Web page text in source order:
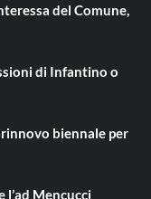
del Comune,
di Infantino o
biennale per
Mencucci